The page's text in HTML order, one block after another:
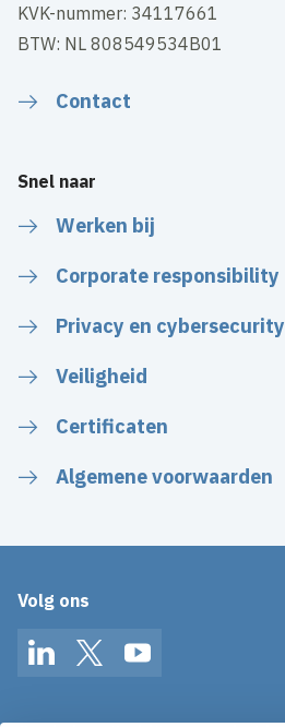
KVK-nummer: 34117661
BTW: NL 808549534B01
Contact
Snel naar
Werken bij
Corporate responsibility
Privacy en cybersecurity
Veiligheid
Certificaten
Algemene voorwaarden
Volg ons
LinkedInTwitterYouTube